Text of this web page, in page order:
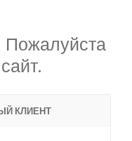
Пожалуйста
КЛИЕНТ